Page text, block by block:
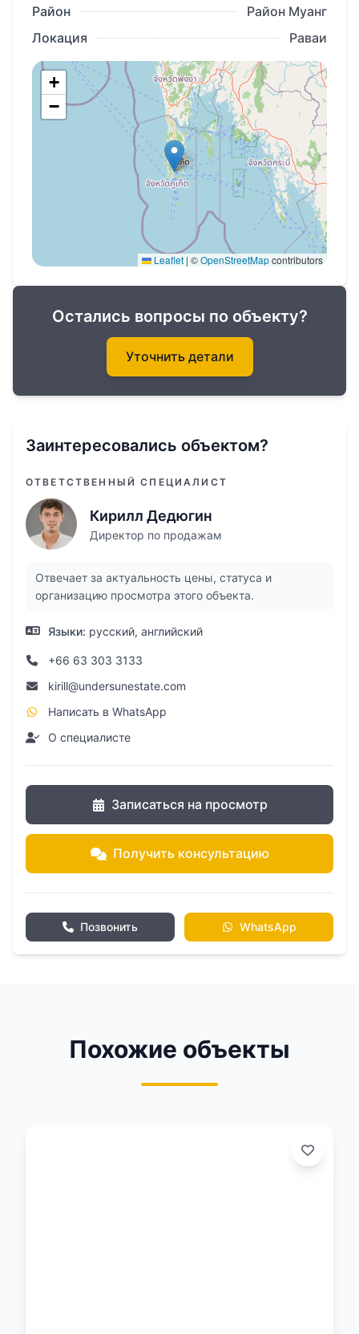
Район
Район Муанг
Локация
Раваи
+
−
Leaflet | ©OpenStreetMapcontributors
Остались вопросы по объекту?
Уточнить детали
Заинтересовались объектом?
ОТВЕТСТВЕННЫЙ СПЕЦИАЛИСТ
Кирилл Дедюгин
Директор по продажам
Отвечает за актуальность цены, статуса и
организацию просмотра этого объекта.
Языки: русский, английский
+66 63 303 3133
kirill@undersunestate.com
Написать в WhatsApp
О специалисте
Записаться на просмотр
Получить консультацию
Позвонить WhatsApp
Похожие объекты